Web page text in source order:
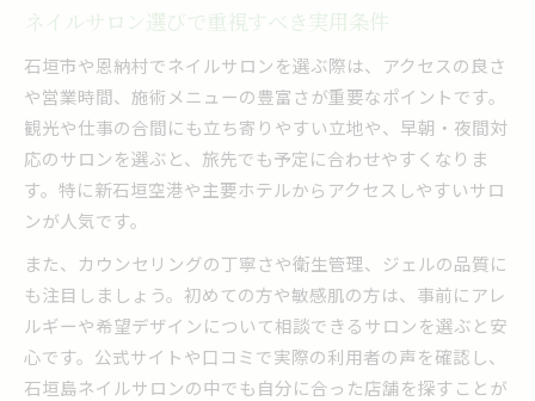
ネイルサロン選びで重視すべき実用条件
石垣市や恩納村でネイルサロンを選ぶ際は、アクセスの良さ
や営業時間、施術メニューの豊富さが重要なポイントです。
観光や仕事の合間にも立ち寄りやすい立地や、早朝・夜間対
応のサロンを選ぶと、旅先でも予定に合わせやすくなりま
す。特に新石垣空港や主要ホテルからアクセスしやすいサロ
ンが人気です。
また、カウンセリングの丁寧さや衛生管理、ジェルの品質に
も注目しましょう。初めての方や敏感肌の方は、事前にアレ
ルギーや希望デザインについて相談できるサロンを選ぶと安
心です。公式サイトや口コミで実際の利用者の声を確認し、
石垣島ネイルサロンの中でも自分に合った店舗を探すことが